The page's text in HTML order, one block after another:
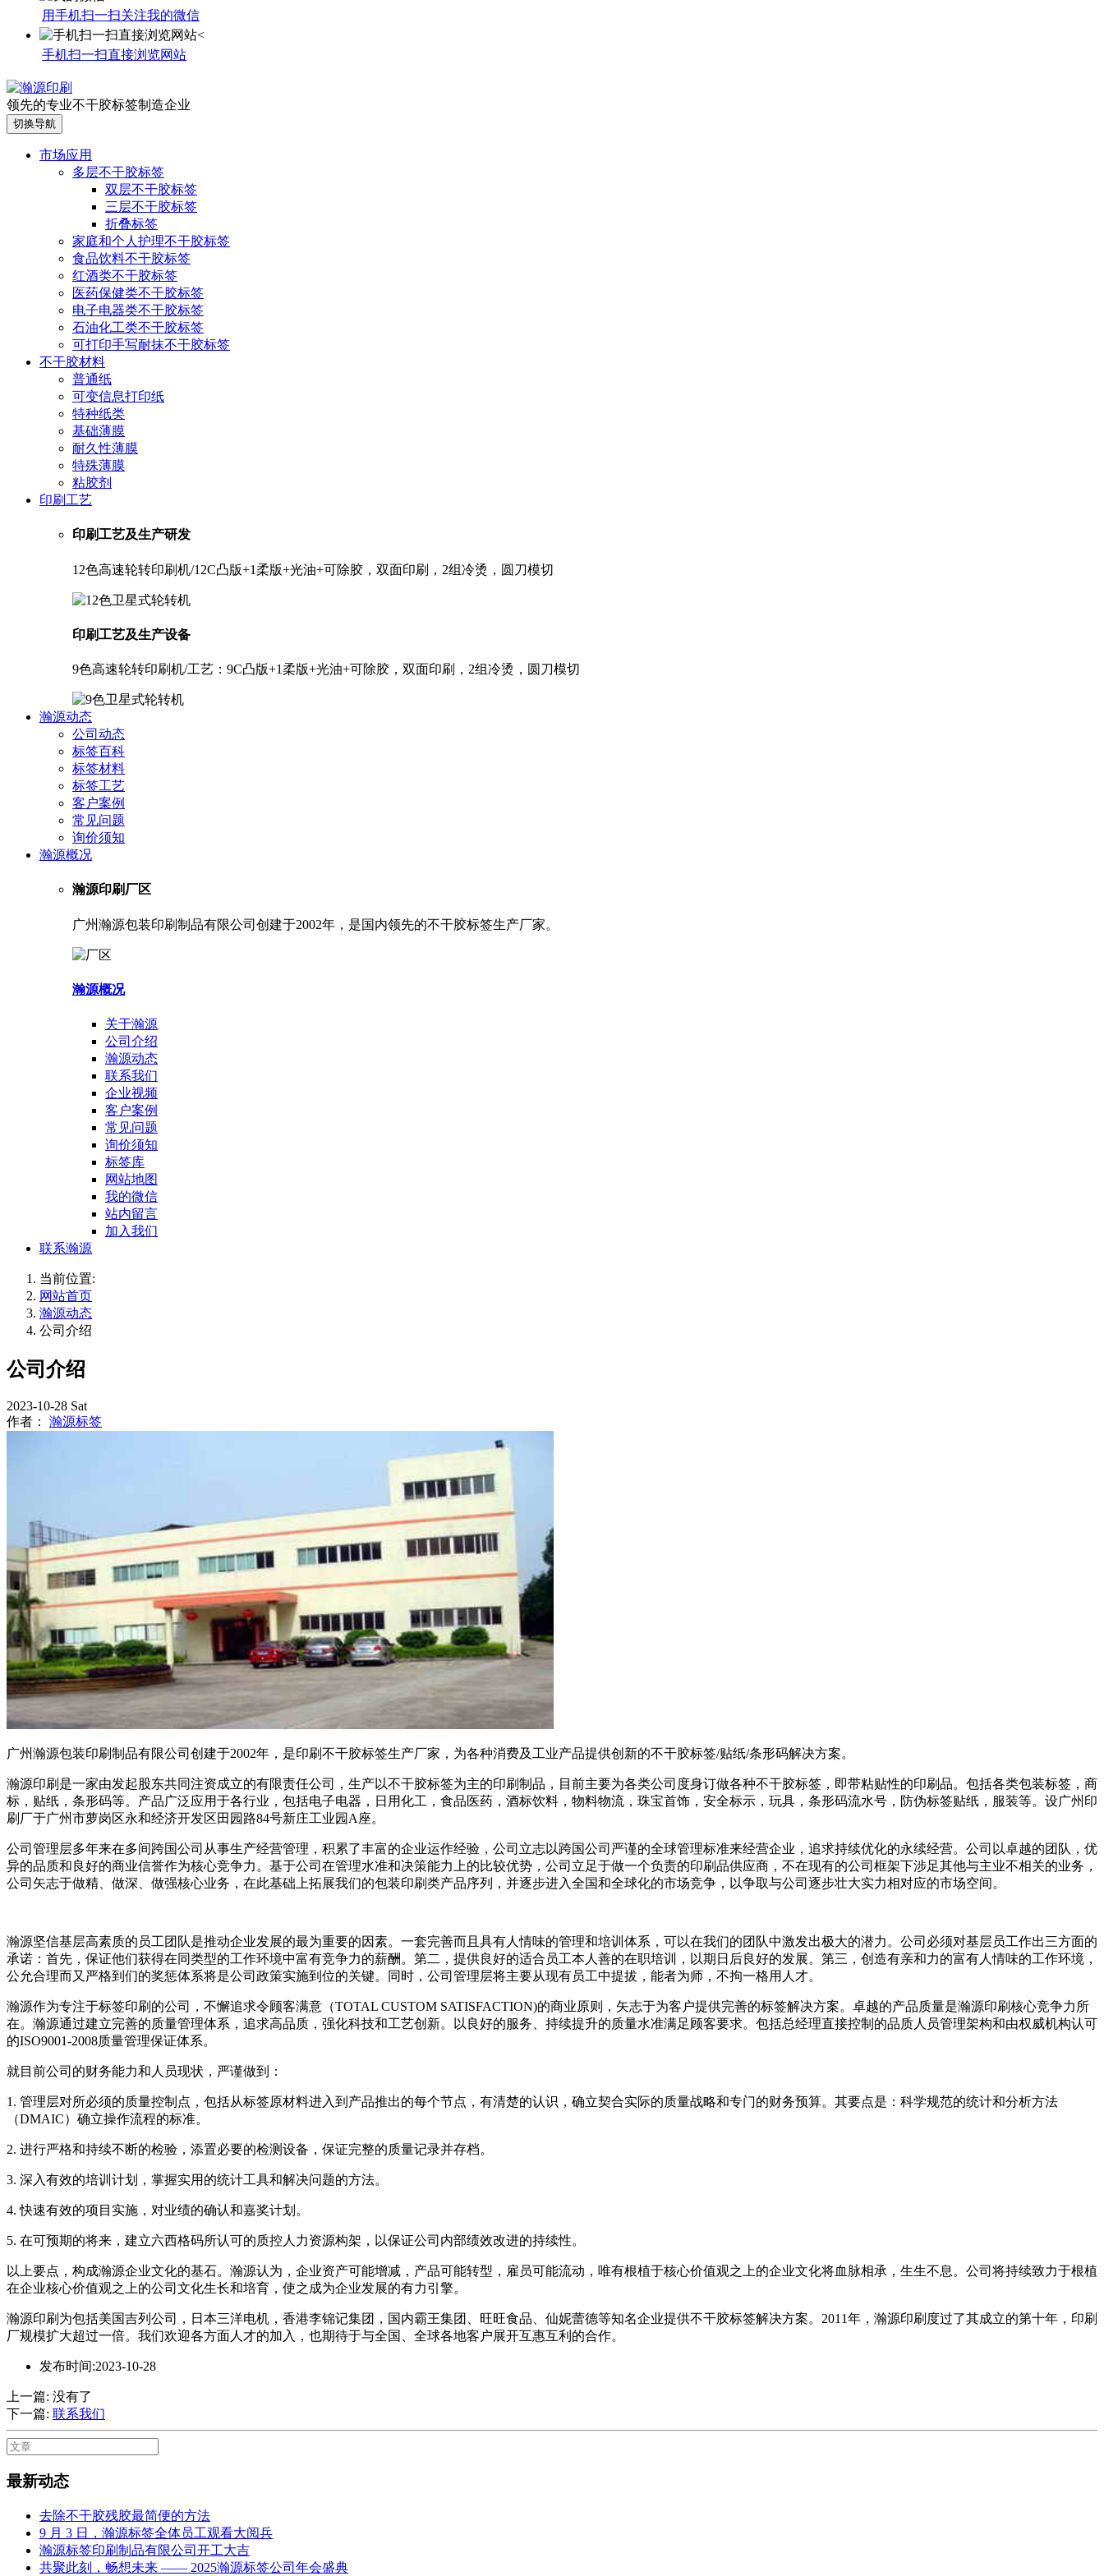
用手机扫一扫关注我的微信
手机扫一扫直接浏览网站
领先的专业不干胶标签制造企业
切换导航
市场应用
多层不干胶标签
双层不干胶标签
三层不干胶标签
折叠标签
家庭和个人护理不干胶标签
食品饮料不干胶标签
红酒类不干胶标签
医药保健类不干胶标签
电子电器类不干胶标签
石油化工类不干胶标签
可打印手写耐抹不干胶标签
不干胶材料
普通纸
可变信息打印纸
特种纸类
基础薄膜
耐久性薄膜
特殊薄膜
粘胶剂
印刷工艺
印刷工艺及生产研发
12色高速轮转印刷机/12C凸版+1柔版+光油+可除胶，双面印刷，2组冷烫，圆刀模切
印刷工艺及生产设备
9色高速轮转印刷机/工艺：9C凸版+1柔版+光油+可除胶，双面印刷，2组冷烫，圆刀模切
瀚源动态
公司动态
标签百科
标签材料
标签工艺
客户案例
常见问题
询价须知
瀚源概况
瀚源印刷厂区
广州瀚源包装印刷制品有限公司创建于2002年，是国内领先的不干胶标签生产厂家。
瀚源概况
关于瀚源
公司介绍
瀚源动态
联系我们
企业视频
客户案例
常见问题
询价须知
标签库
网站地图
我的微信
站内留言
加入我们
联系瀚源
当前位置:
网站首页
瀚源动态
公司介绍
公司介绍
2023-10-28 Sat
作者： 瀚源标签
广州瀚源包装印刷制品有限公司创建于2002年，是印刷不干胶标签生产厂家，为各种消费及工业产品提供创新的不干胶标签/贴纸/条形码解决方案。
瀚源印刷是一家由发起股东共同注资成立的有限责任公司，生产以不干胶标签为主的印刷制品，目前主要为各类公司度身订做各种不干胶标签，即带粘贴性的印刷品。包括各类包装标签，商
标，贴纸，条形码等。产品广泛应用于各行业，包括电子电器，日用化工，食品医药，酒标饮料，物料物流，珠宝首饰，安全标示，玩具，条形码流水号，防伪标签贴纸，服装等。设广州印
刷厂于广州市萝岗区永和经济开发区田园路84号新庄工业园A座。
公司管理层多年来在多间跨国公司从事生产经营管理，积累了丰富的企业运作经验，公司立志以跨国公司严谨的全球管理标准来经营企业，追求持续优化的永续经营。公司以卓越的团队，优
异的品质和良好的商业信誉作为核心竞争力。基于公司在管理水准和决策能力上的比较优势，公司立足于做一个负责的印刷品供应商，不在现有的公司框架下涉足其他与主业不相关的业务，
公司矢志于做精、做深、做强核心业务，在此基础上拓展我们的包装印刷类产品序列，并逐步进入全国和全球化的市场竞争，以争取与公司逐步壮大实力相对应的市场空间。
瀚源坚信基层高素质的员工团队是推动企业发展的最为重要的因素。一套完善而且具有人情味的管理和培训体系，可以在我们的团队中激发出极大的潜力。公司必须对基层员工作出三方面的
承诺：首先，保证他们获得在同类型的工作环境中富有竞争力的薪酬。第二，提供良好的适合员工本人善的在职培训，以期日后良好的发展。第三，创造有亲和力的富有人情味的工作环境，
公允合理而又严格到们的奖惩体系将是公司政策实施到位的关键。同时，公司管理层将主要从现有员工中提拔，能者为师，不拘一格用人才。
瀚源作为专注于标签印刷的公司，不懈追求令顾客满意（TOTAL CUSTOM SATISFACTION)的商业原则，矢志于为客户提供完善的标签解决方案。卓越的产品质量是瀚源印刷核心竞争力所
在。瀚源通过建立完善的质量管理体系，追求高品质，强化科技和工艺创新。以良好的服务、持续提升的质量水准满足顾客要求。包括总经理直接控制的品质人员管理架构和由权威机构认可
的ISO9001-2008质量管理保证体系。
就目前公司的财务能力和人员现状，严谨做到：
1. 管理层对所必须的质量控制点，包括从标签原材料进入到产品推出的每个节点，有清楚的认识，确立契合实际的质量战略和专门的财务预算。其要点是：科学规范的统计和分析方法
（DMAIC）确立操作流程的标准。
2. 进行严格和持续不断的检验，添置必要的检测设备，保证完整的质量记录并存档。
3. 深入有效的培训计划，掌握实用的统计工具和解决问题的方法。
4. 快速有效的项目实施，对业绩的确认和嘉奖计划。
5. 在可预期的将来，建立六西格码所认可的质控人力资源构架，以保证公司内部绩效改进的持续性。
以上要点，构成瀚源企业文化的基石。瀚源认为，企业资产可能增减，产品可能转型，雇员可能流动，唯有根植于核心价值观之上的企业文化将血脉相承，生生不息。公司将持续致力于根植
在企业核心价值观之上的公司文化生长和培育，使之成为企业发展的有力引擎。
瀚源印刷为包括美国吉列公司，日本三洋电机，香港李锦记集团，国内霸王集团、旺旺食品、仙妮蕾德等知名企业提供不干胶标签解决方案。2011年，瀚源印刷度过了其成立的第十年，印刷
厂规模扩大超过一倍。我们欢迎各方面人才的加入，也期待于与全国、全球各地客户展开互惠互利的合作。
发布时间:2023-10-28
上一篇: 没有了
下一篇: 联系我们
最新动态
去除不干胶残胶最简便的方法
9 月 3 日，瀚源标签全体员工观看大阅兵
瀚源标签印刷制品有限公司开工大吉
共聚此刻，畅想未来 —— 2025瀚源标签公司年会盛典